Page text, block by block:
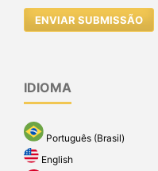
ENVIAR SUBMISSÃO
IDIOMA
Português (Brasil)
English